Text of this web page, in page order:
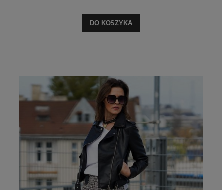
DO KOSZYKA